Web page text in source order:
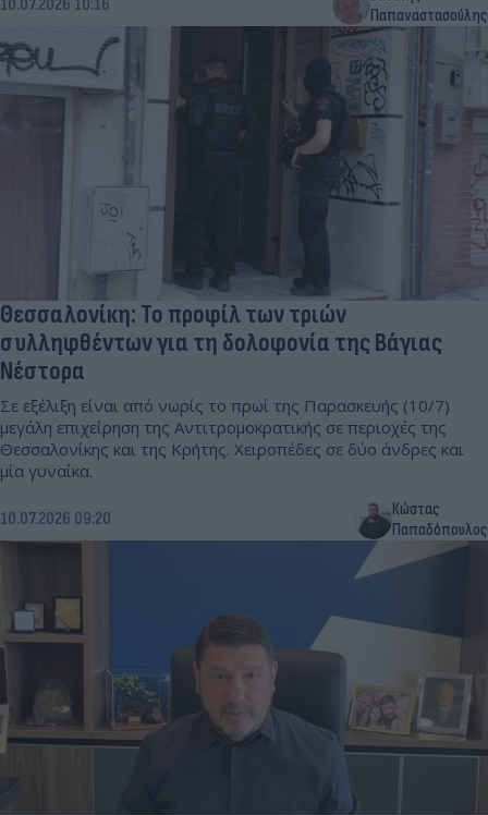
10.07.2026 10:16
Παπαναστασούλης
Θεσσαλονίκη: Το προφίλ των τριών
συλληφθέντων για τη δολοφονία της Βάγιας
Νέστορα
Σε εξέλιξη είναι από νωρίς το πρωί της Παρασκευής (10/7)
μεγάλη επιχείρηση της Αντιτρομοκρατικής σε περιοχές της
Θεσσαλονίκης και της Κρήτης. Χειροπέδες σε δύο άνδρες και
μία γυναίκα.
10.07.2026 09:20
Κώστας
Παπαδόπουλος